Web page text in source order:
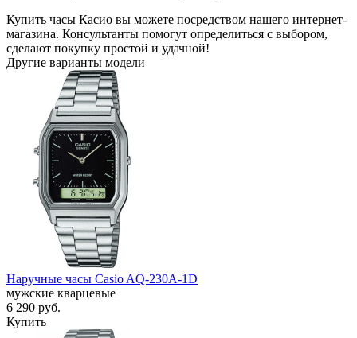
Купить часы Касио вы можете посредством нашего интернет-
магазина. Консультанты помогут определиться с выбором,
сделают покупку простой и удачной!
Другие варианты модели
Наручные часы Casio AQ-230A-1D
мужские кварцевые
6 290 руб.
Купить